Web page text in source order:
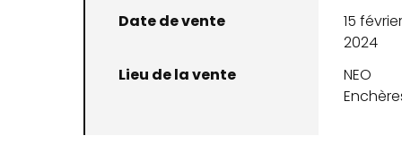
Date de vente
15
2024
Lieu de la vente
NEO